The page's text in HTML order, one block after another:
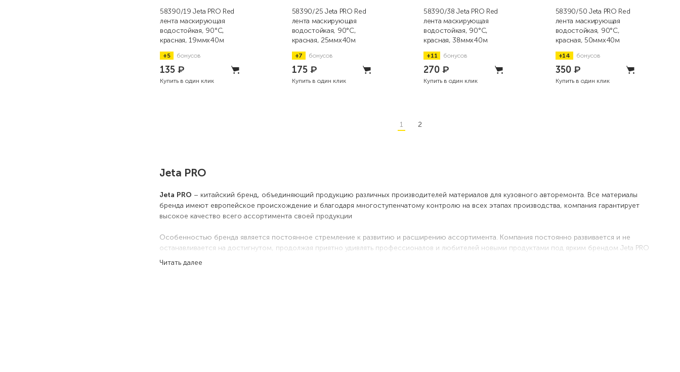
58390/19 Jeta PRO Red
лента маскирующая
водостойкая, 90°С,
красная, 19ммx40м
+5 бонусов
135 ₽
Купить в один клик
58390/25 Jeta PRO Red
лента маскирующая
водостойкая, 90°С,
красная, 25ммx40м
+7 бонусов
175 ₽
Купить в один клик
58390/38 Jeta PRO Red
лента маскирующая
водостойкая, 90°С,
красная, 38ммx40м
+11 бонусов
270 ₽
Купить в один клик
58390/50 Jeta PRO Red
лента маскирующая
водостойкая, 90°С,
красная, 50ммx40м
+14 бонусов
350 ₽
Купить в один клик
1 2
Jeta PRO
Jeta PRO – китайский бренд, объединяющий продукцию различных производителей материалов для кузовного авторемонта. Все материалы
бренда имеют европейское происхождение и благодаря многоступенчатому контролю на всех этапах производства, компания гарантирует
высокое качество всего ассортимента своей продукции
Особенностью бренда является постоянное стремление к развитию и расширению ассортимента. Компания постоянно развивается и не
останавливается на достигнутом, продолжая приятно удивлять профессионалов и любителей новыми продуктами под ярким брендом Jeta PRO
Читать далее